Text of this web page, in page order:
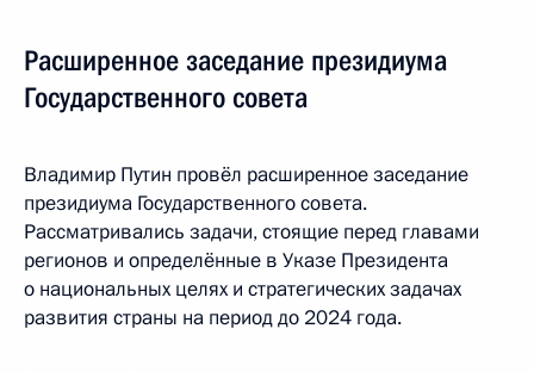
Расширенное заседание президиума
Государственного совета
Владимир Путин провёл расширенное заседание
президиума Государственного совета.
Рассматривались задачи, стоящие перед главами
регионов и определённые в Указе Президента
о национальных целях и стратегических задачах
развития страны на период до 2024 года.